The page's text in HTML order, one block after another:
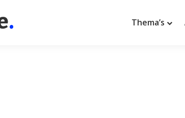
Thema’s